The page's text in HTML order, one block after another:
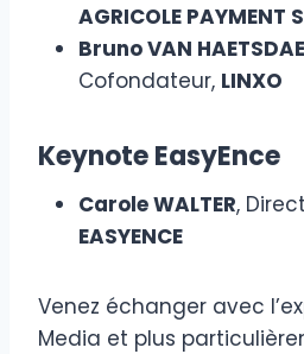
AGRICOLE PAYMENT
Bruno VAN
Cofondateur, LINXO
Keynote EasyEnce
Carole WALTER,
EASYENCE
Venez échanger avec
Media et plus